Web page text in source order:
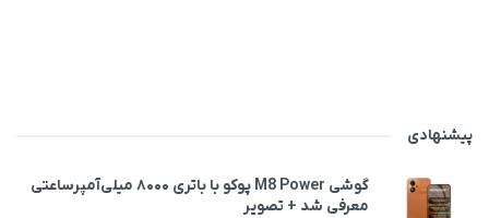
پیشنهادی
گوشی M8 Power پوکو با باتری ۸۰۰۰ میلی‌آمپرساعتی
معرفی شد + تصویر